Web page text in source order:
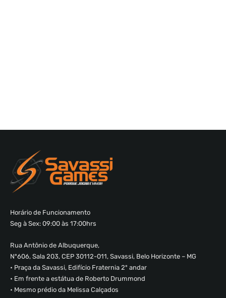
Horário de Funcionamento
Seg à Sex: 09:00 às 17:00hrs
Rua Antônio de Albuquerque,
Nº606, Sala 203, CEP 30112-011, Savassi, Belo Horizonte – MG
• Praça da Savassi, Edifício Fraternia 2º andar
• Em frente a estátua de Roberto Drummond
• Mesmo prédio da Melissa Calçados